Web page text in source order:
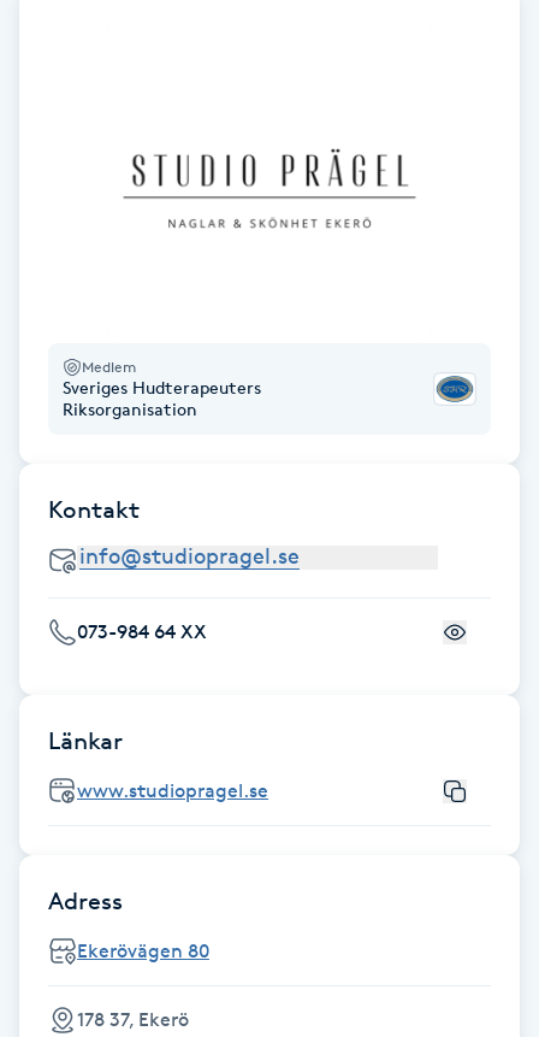
Herrklippning
Hollywood Peel
Hot Stone Massage
Hot yoga
Hudföryngring
Huduppstramning
Hudvård
Hyaluronsyra
Hyperhidros
Medlem
Sveriges Hudterapeuters
Riksorganisation
Kontakt
073-984 64 XX
Länkar
www.studiopragel.se
Adress
Ekerövägen 80
178 37, Ekerö